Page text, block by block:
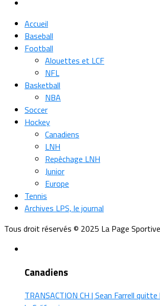
Accueil
Baseball
Football
Alouettes et LCF
NFL
Basketball
NBA
Soccer
Hockey
Canadiens
LNH
Repêchage LNH
Junior
Europe
Tennis
Archives LPS, le journal
Tous droit réservés © 2025 La Page Sportive
Canadiens
TRANSACTION CH | Sean Farrell